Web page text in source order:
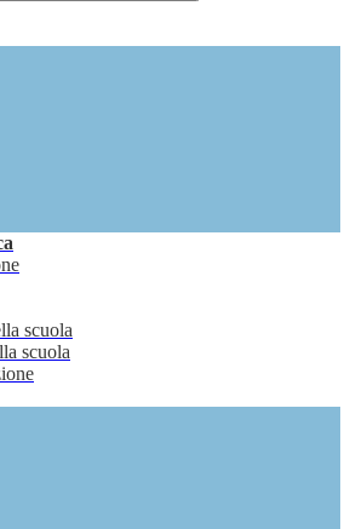
scuola
scuola